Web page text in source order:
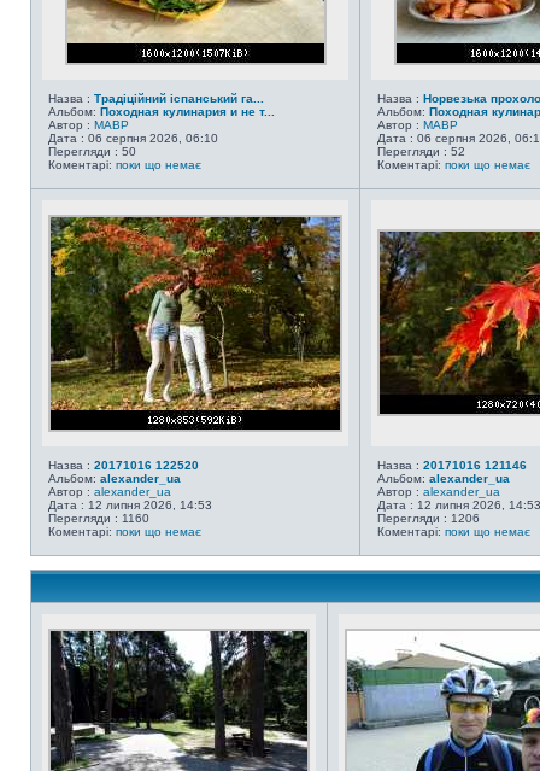
Назва : Традіційний іспанський га...
Альбом: Походная кулинария и не т...
Автор : MABP
Дата : 06 серпня 2026, 06:10
Перегляди : 50
Коментарі: поки що немає
Назва : Норвезька
Альбом: Походная
Автор : MABP
Дата : 06 серпня 2026,
Перегляди : 52
Коментарі: поки що немає
Назва : 20171016 122520
Альбом: alexander_ua
Автор : alexander_ua
Дата : 12 липня 2026, 14:53
Перегляди : 1160
Коментарі: поки що немає
Назва : 20171016 121146
Альбом: alexander_ua
Автор : alexander_ua
Дата : 12 липня 2026, 14:53
Перегляди : 1206
Коментарі: поки що немає